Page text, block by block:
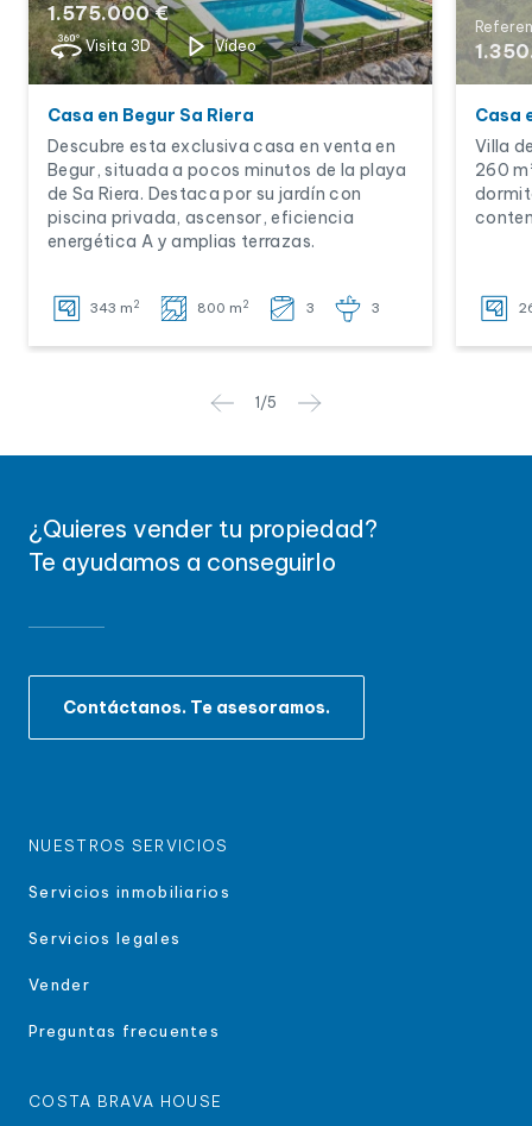
1.575.000 €
Visita 3D Vídeo
Casa en Begur Sa Riera
Descubre esta exclusiva casa en venta en
Begur, situada a pocos minutos de la playa
de Sa Riera. Destaca por su jardín con
piscina privada, ascensor, eficiencia
energética A y amplias terrazas.
343 m 2 800 m 2 3 3
Casa
Villa
260
1 /5
¿Quieres vender tu propiedad?
Te ayudamos a conseguirlo
Contáctanos. Te asesoramos.
NUESTROS SERVICIOS
Servicios inmobiliarios
Servicios legales
Vender
Preguntas frecuentes
COSTA BRAVA HOUSE